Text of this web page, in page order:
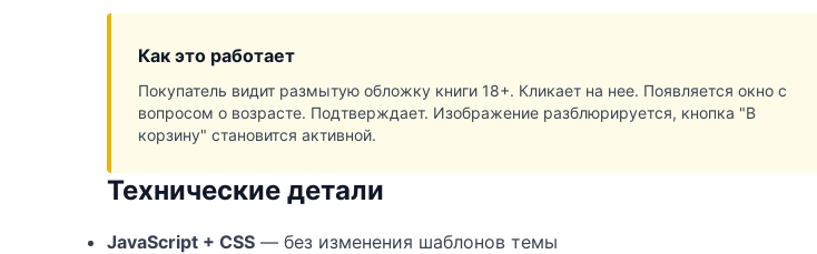
Как это работает
Покупатель видит размытую обложку книги 18+. Кликает на нее. Появляется окно с
вопросом о возрасте. Подтверждает. Изображение разблюрируется, кнопка "В
корзину" становится активной.
Технические детали
JavaScript + CSS — без изменения шаблонов темы